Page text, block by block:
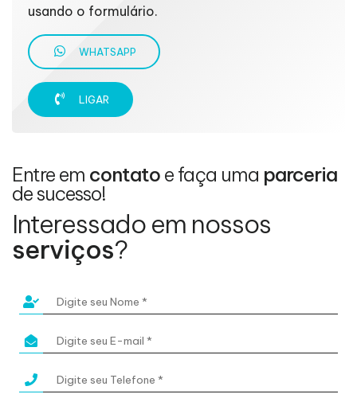
usando o formulário.
WHATSAPP
LIGAR
Entre em contato e faça uma parceria
de sucesso!
Interessado em nossos
serviços?